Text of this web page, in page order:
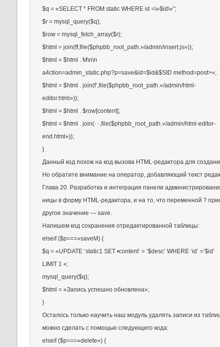
$q = «SELECT * FROM static WHERE id =\»$id\»";
$r = mysql_query($q);
$row = mysql_fetch_array($r);
$html = join(ff,file($phpbb_root_path.»/admin/insert.js»));
$html = $html . M\n\n
a4ction=admin_static.php?p=save&id=$id&$SID method=post>»;
$html = $html . join(f’,file($phpbb_root_path.»/admin/html-
editor.html»));
$html = $html . $row[content];
$html = $html . join(· ·,file($phpbb_root_path.»/admin/html-editor-
end.html»));
}
Данный код похож на код вызова HTML-редактора для
Но обратите внимание на оператор, добавляющий текст
Глава 20. Разработка и интеграция панели
ницы в форму HTML-редактора, и на то, что переменной ?
другое значение — save.
Напишем код сохранения отредактированной таблицы:
elseif ($p===»saveM) {
$q = «UPDATE ‘static1 SET •content’ = ‘$desc’ WHERE ‘id’ =’$id’
LIMIT 1 «;
mysql_query($q);
$html = «Запись успешно обновлена»;
}
Осталось только научить наш модуль удалять записи из
можно сделать с помощью следующего кода:
elseif ($p===»delete») {